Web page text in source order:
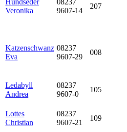
Hundseder
Veronika
08237
9607-14
207
Katzenschwanz
Eva
08237
9607-29
008
Ledabyll
Andrea
08237
9607-0
105
Lottes
Christian
08237
9607-21
109